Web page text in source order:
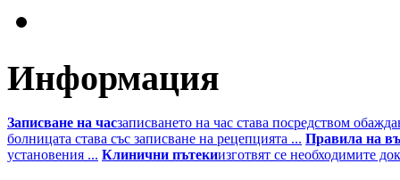
Информация
Записване на часзаписването на час става посредством
болницата става със записване на рецепцията ... Правила на
установения ... Клинични пътекиизготвят се необходимите